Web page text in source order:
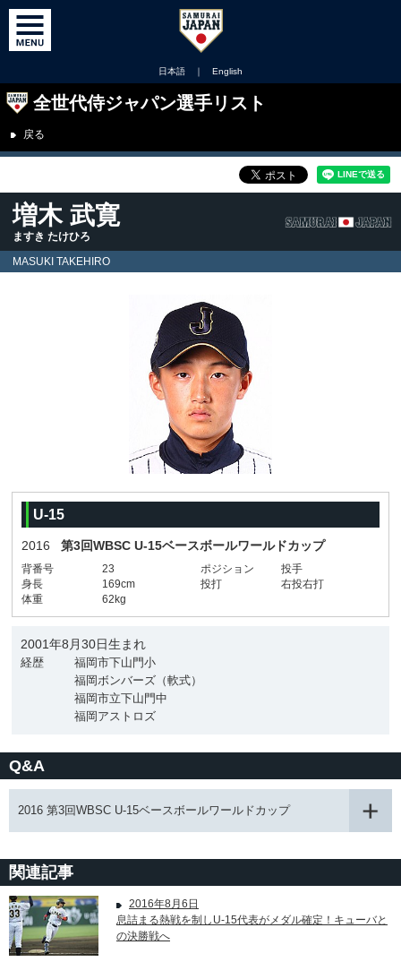
日本語 ｜ English
全世代侍ジャパン選手リスト
戻る
増木 武寛
ますき たけひろ
MASUKI TAKEHIRO
U-15
2016 第3回WBSC U-15ベースボールワールドカップ
背番号 23 ポジション
投手
身長
169cm 投打
右投右打
体重
62kg
2001年8月30日生まれ
経歴
福岡市下山門小
福岡ボンバーズ（軟式）
福岡市立下山門中
福岡アストロズ
Q&A
2016 第3回WBSC U-15ベースボールワールドカップ
関連記事
2016年8月6日
息詰まる熱戦を制しU-15代表がメダル確定！キューバと
の決勝戦へ